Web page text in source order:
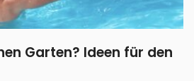
Garten? Ideen für den